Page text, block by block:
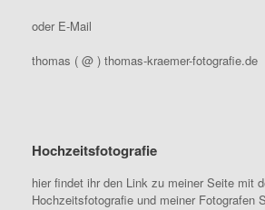
oder E-Mail
thomas ( @ ) thomas-kraemer-fotografie.de
Hochzeitsfotografie
hier findet ihr den Link zu meiner Seite mit
Hochzeitsfotografie und meiner Fotografen